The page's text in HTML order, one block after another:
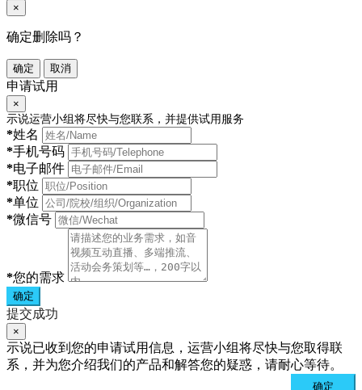
×
确定删除吗？
确定 取消
申请试用
×
示说运营小组将尽快与您联系，并提供试用服务
*姓名
*手机号码
*电子邮件
*职位
*单位
*微信号
*您的需求
确定
提交成功
×
示说已收到您的申请试用信息，运营小组将尽快与您取得联
系，并为您介绍我们的产品和解答您的疑惑，请耐心等待。
确定